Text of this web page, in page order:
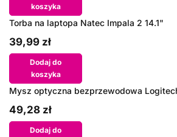
koszyka
Torba na laptopa Natec Impala 2 14.1"
39,99 zł
Dodaj do
koszyka
Mysz optyczna bezprzewodowa
49,28 zł
Dodaj do